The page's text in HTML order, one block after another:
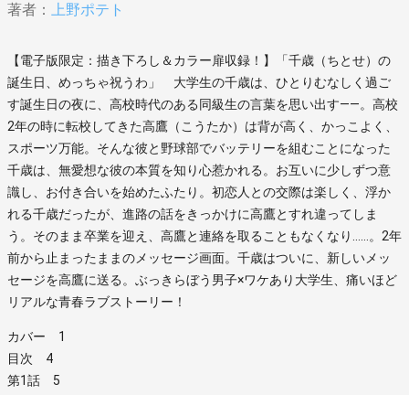
著者： 上野ポテト
【電子版限定：描き下ろし＆カラー扉収録！】「千歳（ちとせ）の
誕生日、めっちゃ祝うわ」 大学生の千歳は、ひとりむなしく過ご
す誕生日の夜に、高校時代のある同級生の言葉を思い出す――。高校
2年の時に転校してきた高鷹（こうたか）は背が高く、かっこよく、
スポーツ万能。そんな彼と野球部でバッテリーを組むことになった
千歳は、無愛想な彼の本質を知り心惹かれる。お互いに少しずつ意
識し、お付き合いを始めたふたり。初恋人との交際は楽しく、浮か
れる千歳だったが、進路の話をきっかけに高鷹とすれ違ってしま
う。そのまま卒業を迎え、高鷹と連絡を取ることもなくなり……。2年
前から止まったままのメッセージ画面。千歳はついに、新しいメッ
セージを高鷹に送る。ぶっきらぼう男子×ワケあり大学生、痛いほど
リアルな青春ラブストーリー！
カバー 1
目次 4
第1話 5